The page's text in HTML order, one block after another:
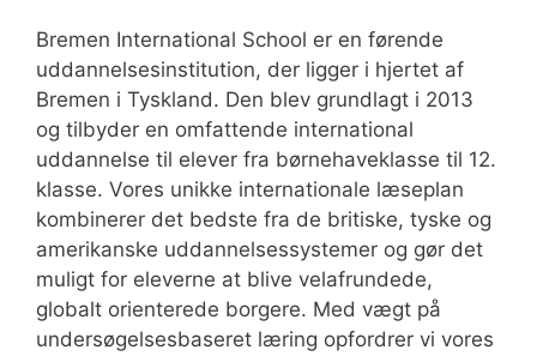
Bremen International School er en førende
uddannelsesinstitution, der ligger i hjertet af
Bremen i Tyskland. Den blev grundlagt i 2013
og tilbyder en omfattende international
uddannelse til elever fra børnehaveklasse til 12.
klasse. Vores unikke internationale læseplan
kombinerer det bedste fra de britiske, tyske og
amerikanske uddannelsessystemer og gør det
muligt for eleverne at blive velafrundede,
globalt orienterede borgere. Med vægt på
undersøgelsesbaseret læring opfordrer vi vores